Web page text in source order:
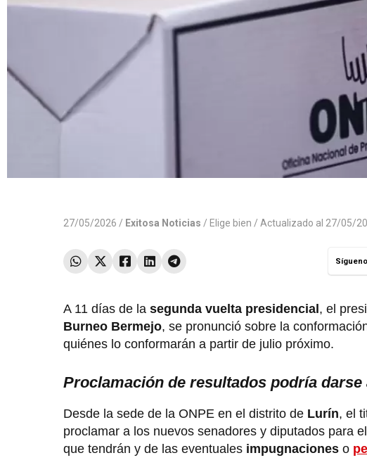
27/05/2026 / Exitosa Noticias / Elige bien / Actualizado al 27/05/
A 11 días de la segunda vuelta presidencial , el
Burneo Bermejo, se pronunció sobre la
quiénes lo conformarán a partir de julio próximo.
Proclamación de resultados podría
Desde la sede de la ONPE en el distrito de Lurín, el
proclamar a los nuevos senadores y diputados para
que tendrán y de las eventuales impugnaciones o